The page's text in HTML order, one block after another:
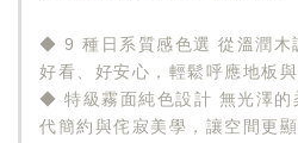
◆ 9 種日系質感色選 從溫潤木
好看、好安心，輕鬆呼應地板與
◆ 特級霧面純色設計 無光澤的
代簡約與侘寂美學，讓空間更顯